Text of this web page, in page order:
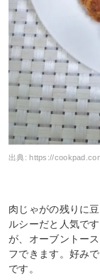
出典:https://
肉じゃがの残りに
ルシーだと人気で
が、オーブントー
フできます。好み
です。